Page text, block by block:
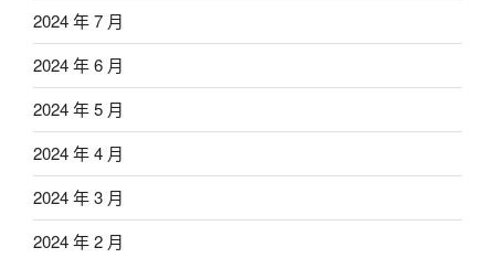
2024 年 7 月
2024 年 6 月
2024 年 5 月
2024 年 4 月
2024 年 3 月
2024 年 2 月